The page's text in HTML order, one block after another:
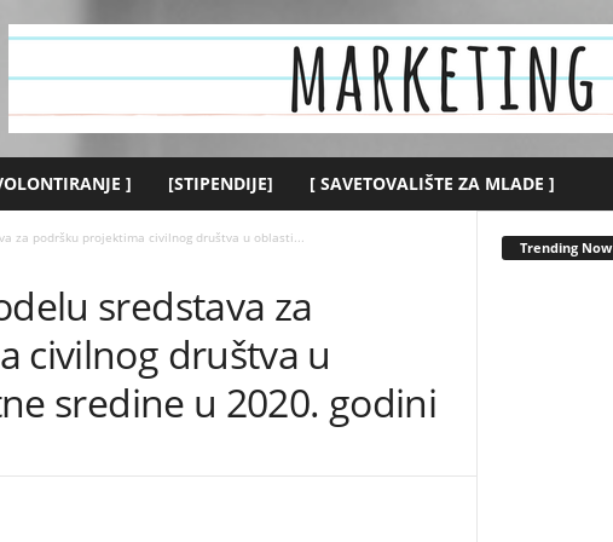
] [STIPENDIJE] [ SAVETOVALIŠTE ZA MLADE ]
za podršku projektima civilnog društva u oblasti...
sredstava za
civilnog društva u
sredine u 2020. godini
Trending Now